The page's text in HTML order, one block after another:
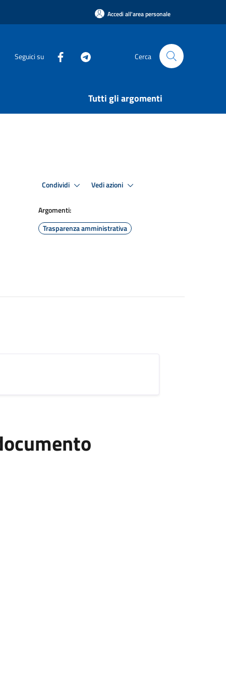
Accedi all'area personale
Seguici su Cerca
Tutti gli argomenti
Condividi Vedi azioni
Argomenti:
Trasparenza amministrativa